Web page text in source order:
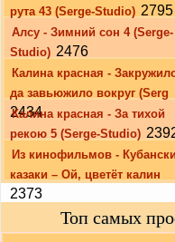
рута 43 (Serge-Studio) 2795
Алсу - Зимний сон 4 (Serge-
Studio) 2476
Калина красная -
да завьюжило вокруг (Serg
2434
Калина красная - За тихой
рекою 5 (Serge-Studio)
Из кинофильмов -
казаки – Ой, цветёт калин
2373
Топ самых